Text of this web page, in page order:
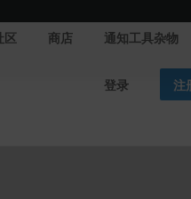
区 商店 通知工具杂物
登录 注